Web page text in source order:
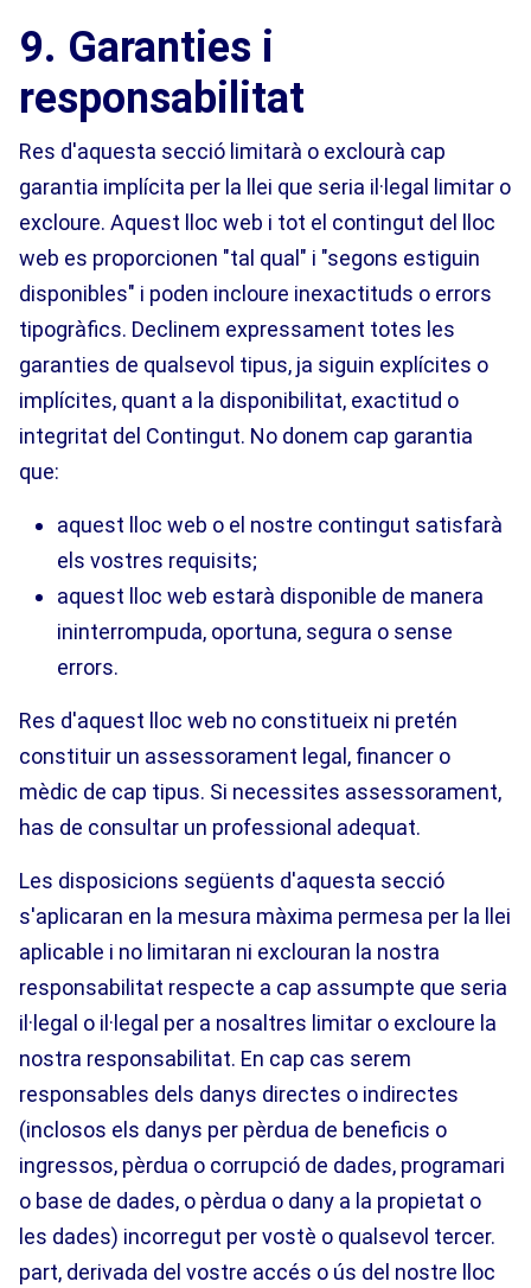
9. Garanties i
responsabilitat
Res d'aquesta secció limitarà o exclourà cap
garantia implícita per la llei que seria il·legal limitar o
excloure. Aquest lloc web i tot el contingut del lloc
web es proporcionen "tal qual" i "segons estiguin
disponibles" i poden incloure inexactituds o errors
tipogràfics. Declinem expressament totes les
garanties de qualsevol tipus, ja siguin explícites o
implícites, quant a la disponibilitat, exactitud o
integritat del Contingut. No donem cap garantia
que:
aquest lloc web o el nostre contingut satisfarà
els vostres requisits;
aquest lloc web estarà disponible de manera
ininterrompuda, oportuna, segura o sense
errors.
Res d'aquest lloc web no constitueix ni pretén
constituir un assessorament legal, financer o
mèdic de cap tipus. Si necessites assessorament,
has de consultar un professional adequat.
Les disposicions següents d'aquesta secció
s'aplicaran en la mesura màxima permesa per la llei
aplicable i no limitaran ni exclouran la nostra
responsabilitat respecte a cap assumpte que seria
il·legal o il·legal per a nosaltres limitar o excloure la
nostra responsabilitat. En cap cas serem
responsables dels danys directes o indirectes
(inclosos els danys per pèrdua de beneficis o
ingressos, pèrdua o corrupció de dades, programari
o base de dades, o pèrdua o dany a la propietat o
les dades) incorregut per vostè o qualsevol tercer.
part, derivada del vostre accés o ús del nostre lloc